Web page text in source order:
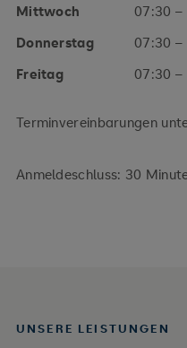
Mittwoch
07:30 –
Donnerstag
07:30 –
Freitag
07:30 –
Terminvereinbarungen
Anmeldeschluss: 30
UNSERE LEISTUNGEN